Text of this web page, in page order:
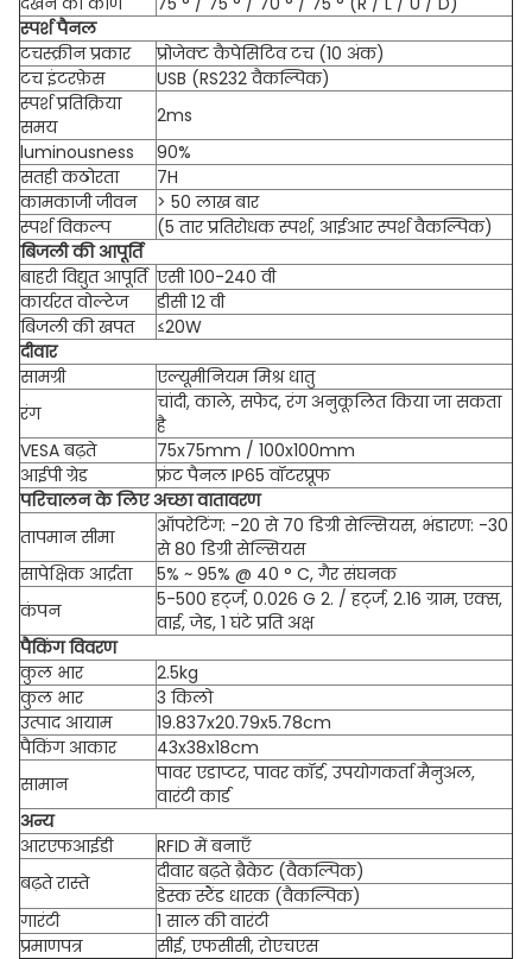
स्पर्श पैनल
टचस्क्रीन प्रकार
प्रोजेक्ट कैपेसिटिव टच (10 अंक)
टच इंटरफ़ेस
USB (RS232 वैकल्पिक)
स्पर्श प्रतिक्रिया
समय
2ms
luminousness
90%
सतही कठोरता
7H
कामकाजी जीवन
> 50 लाख बार
स्पर्श विकल्प
(5 तार प्रतिरोधक स्पर्श, आईआर स्पर्श वैकल्पिक)
बिजली की आपूर्ति
बाहरी विद्युत आपूर्ति एसी 100-240 वी
कार्यरत वोल्टेज
डीसी 12 वी
बिजली की खपत
≤20W
दीवार
सामग्री
एल्यूमीनियम मिश्र धातु
रंग
चांदी, काले, सफेद, रंग अनुकूलित किया जा सकता
है
VESA बढ़ते
75x75mm / 100x100mm
आईपी ​​ग्रेड
फ्रंट पैनल IP65 वॉटरप्रूफ
परिचालन के लिए अच्छा वातावरण
तापमान सीमा
ऑपरेटिंग: -20 से 70 डिग्री सेल्सियस, भंडारण: -30
से 80 डिग्री सेल्सियस
सापेक्षिक आर्द्रता
5% ~ 95% @ 40 ° C, गैर संघनक
कंपन
5-500 हर्ट्ज, 0.026 G 2. / हर्ट्ज, 2.16 ग्राम, एक्स,
वाई, जेड, 1 घंटे प्रति अक्ष
पैकिंग विवरण
कुल भार
2.5kg
कुल भार
3 किलो
उत्पाद आयाम
19.837x20.79x5.78cm
पैकिंग आकार
43x38x18cm
सामान
पावर एडाप्टर, पावर कॉर्ड, उपयोगकर्ता मैनुअल,
वारंटी कार्ड
अन्य
आरएफआईडी
RFID में बनाएँ
बढ़ते रास्ते
दीवार बढ़ते ब्रैकेट (वैकल्पिक)
डेस्क स्टैंड धारक (वैकल्पिक)
गारंटी
1 साल की वारंटी
प्रमाणपत्र
सीई, एफसीसी, रोएचएस